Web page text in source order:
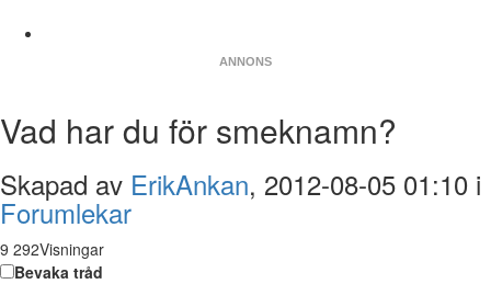
ANNONS
Vad har du för smeknamn?
Skapad av ErikAnkan, 2012-08-05 01:10 i
Forumlekar
9 292Visningar
Bevaka tråd